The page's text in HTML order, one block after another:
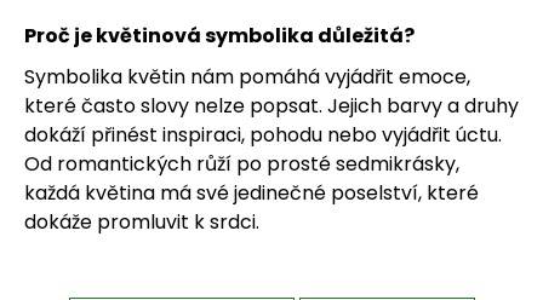
Proč je květinová symbolika důležitá?
Symbolika květin nám pomáhá vyjádřit emoce,
které často slovy nelze popsat. Jejich barvy a druhy
dokáží přinést inspiraci, pohodu nebo vyjádřit úctu.
Od romantických růží po prosté sedmikrásky,
každá květina má své jedinečné poselství, které
dokáže promluvit k srdci.